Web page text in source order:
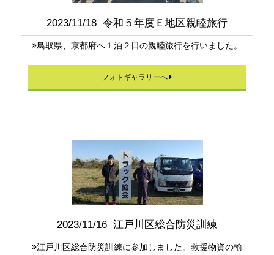
2023/11/18 令和５年度Ｅ地区親睦旅行
鳥取県、京都府へ１泊２日の親睦旅行を行いました。
フォトギャラリーへ
2023/11/16 江戸川区総合防災訓練
江戸川区総合防災訓練に参加しました。救援物資の輸